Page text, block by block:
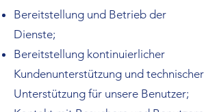
Bereitstellung und Betrieb der
Dienste;
Bereitstellung kontinuierlicher
Kundenunterstützung und technischer
Unterstützung für unsere Benutzer;